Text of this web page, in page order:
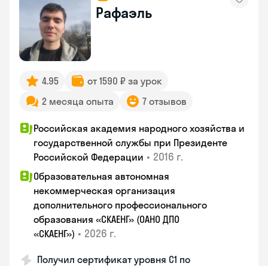
Рафаэль
4.95
от 1590 ₽ за урок
2 месяца опыта
7 отзывов
Российская академия народного хозяйства и
государственной службы при Президенте
Российской Федерации • 2016 г.
Образовательная автономная
некоммерческая организация
дополнительного профессионального
образования «СКАЕНГ» (ОАНО ДПО
«СКАЕНГ») • 2026 г.
Получил сертификат уровня С1 по